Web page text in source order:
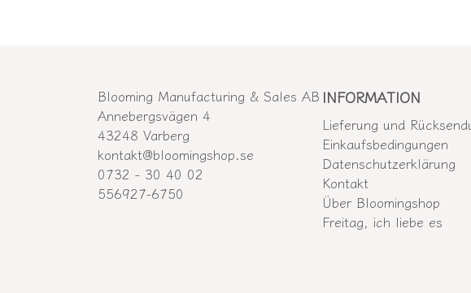
Blooming Manufacturing & Sales AB
Annebergsvägen 4
43248 Varberg
kontakt@bloomingshop.se
0732 - 30 40 02
556927-6750
INFORMATION
Lieferung und
Einkaufsbedingungen
Datenschutzerklärung
Kontakt
Über Bloomingshop
Freitag, ich liebe es